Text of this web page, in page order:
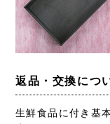
返品・交換につ
生鮮食品に付き基